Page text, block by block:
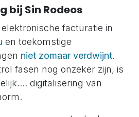
bij Sin Rodeos
facturatie in
en toekomstige
niet zomaar verdwijnt.
fasen nog onzeker zijn, is
digitalisering van